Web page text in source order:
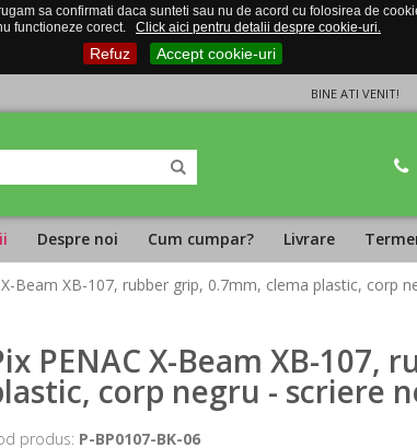
sa confirmati daca sunteti sau nu de acord cu folosirea de
functioneze corect.
Click aici pentru detalii despre cookie-uri.
Refuz Accept cookie-uri
BINE ATI VENIT!
Despre noi Cum cumpar? Livrare
X-Beam XB-107, rubber grip, 0.7mm, clema plastic, corp
PENAC X-Beam XB-107,
corp negru - scriere
produs: P-BP0107-BK-06